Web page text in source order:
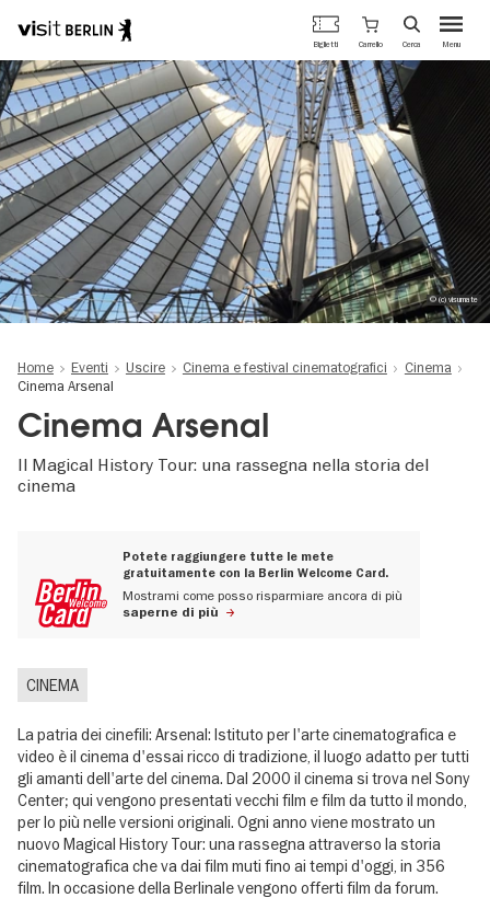
Salta
al
contenuto
principale
Portale
ufficiale
del
turismo
di
Berlino
Menu
Biglietti Carrello Cerca
© (c) visumate
Home Eventi Uscire Cinema e festival cinematografici
Cinema
Cinema Arsenal
Cinema Arsenal
Il Magical History Tour: una rassegna nella storia del
cinema
Potete raggiungere tutte le mete
gratuitamente con la Berlin Welcome Card.
Mostrami come posso risparmiare ancora di più
saperne di più
CINEMA
La patria dei cinefili: Arsenal: Istituto per l'arte cinematografica e
video è il cinema d'essai ricco di tradizione, il luogo adatto per tutti
gli amanti dell'arte del cinema. Dal 2000 il cinema si trova nel Sony
Center; qui vengono presentati vecchi film e film da tutto il mondo,
per lo più nelle versioni originali. Ogni anno viene mostrato un
nuovo Magical History Tour: una rassegna attraverso la storia
cinematografica che va dai film muti fino ai tempi d'oggi, in 356
film. In occasione della Berlinale vengono offerti film da forum.